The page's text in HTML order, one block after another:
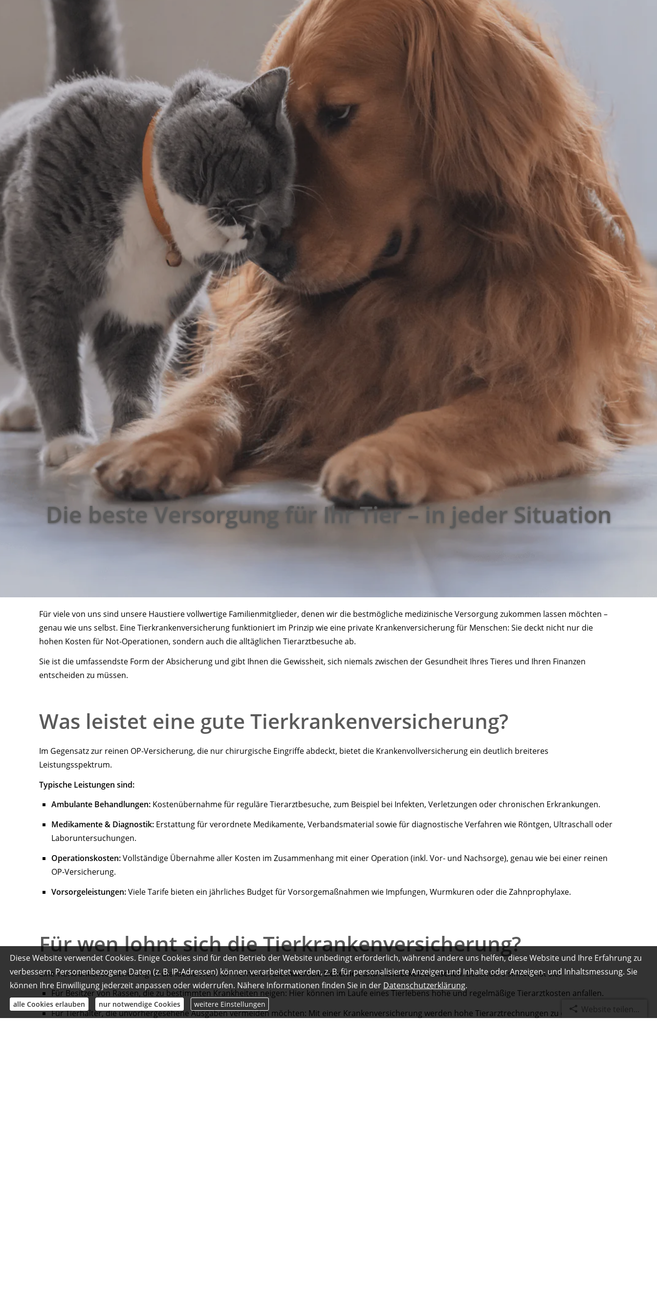
Die beste Versorgung für Ihr Tier – in jeder Situation
Für viele von uns sind unsere Haustiere vollwertige Familienmitglieder, denen wir die bestmögliche medizinische Versorgung zukommen lassen möchten –
genau wie uns selbst. Eine Tierkrankenversicherung funktioniert im Prinzip wie eine private Krankenversicherung für Menschen: Sie deckt nicht nur die
hohen Kosten für Not-Operationen, sondern auch die alltäglichen Tierarztbesuche ab.
Sie ist die umfassendste Form der Absicherung und gibt Ihnen die Gewissheit, sich niemals zwischen der Gesundheit Ihres Tieres und Ihren Finanzen
entscheiden zu müssen.
Was leistet eine gute Tierkrankenversicherung?
Im Gegensatz zur reinen OP-Versicherung, die nur chirurgische Eingriffe abdeckt, bietet die Krankenvollversicherung ein deutlich breiteres
Leistungsspektrum.
Typische Leistungen sind:
Ambulante Behandlungen: Kostenübernahme für reguläre Tierarztbesuche, zum Beispiel bei Infekten, Verletzungen oder chronischen Erkrankungen.
Medikamente & Diagnostik: Erstattung für verordnete Medikamente, Verbandsmaterial sowie für diagnostische Verfahren wie Röntgen, Ultraschall oder
Laboruntersuchungen.
Operationskosten:Vollständige Übernahme aller Kosten im Zusammenhang mit einer Operation (inkl. Vor- und Nachsorge), genau wie bei einer reinen
OP-Versicherung.
Vorsorgeleistungen:Viele Tarife bieten ein jährliches Budget für Vorsorgemaßnahmen wie Impfungen, Wurmkuren oder die Zahnprophylaxe.
Für wen lohnt sich die Tierkrankenversicherung?
Eine Tierkrankenversicherung ist die ideale Wahl für Tierhalter,die maximale Sicherheit und Planbarkeit wünschen. Besonders sinnvoll ist sie:
Für Besitzer von Rassen, die zu bestimmten Krankheiten neigen: Hier können im Laufe eines Tierlebens hohe und regelmäßige Tierarztkosten anfallen.
Für Tierhalter, die unvorhergesehene Ausgaben vermeiden möchten: Mit einer Krankenversicherung werden hohe Tierarztrechnungen zu einem festen,
Diese Website verwendet Cookies. Einige Cookies sind für den Betrieb der Website unbedingt erforderlich, während andere uns helfen, diese Website und Ihre Erfahrung zu
verbessern. Personenbezogene Daten (z. B. IP-Adressen) können verarbeitet werden, z. B. für personalisierte Anzeigen und Inhalte oder Anzeigen- und Inhaltsmessung. Sie
können Ihre Einwilligung jederzeit anpassen oder widerrufen. Nähere Informationen finden Sie in der Datenschutzerklärung.
alle Cookies erlauben nur notwendige Cookies weitere Einstellungen Website teilen...